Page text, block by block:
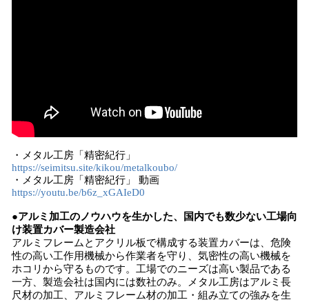
・メタル工房「精密紀行」
https://seimitsu.site/kikou/metalkoubo/
・メタル工房「精密紀行」 動画
https://youtu.be/b6z_xGAIeD0
●アルミ加工のノウハウを生かした、国内でも数少ない工場向
け装置カバー製造会社
アルミフレームとアクリル板で構成する装置カバーは、危険
性の高い工作用機械から作業者を守り、気密性の高い機械を
ホコリから守るものです。工場でのニーズは高い製品である
一方、製造会社は国内には数社のみ。メタル工房はアルミ長
尺材の加工、アルミフレーム材の加工・組み立ての強みを生